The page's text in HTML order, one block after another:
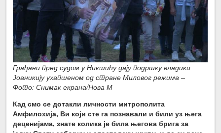
Грађани пред судом у Никшићу дају подршку владики
Јоаникију ухапшеном од стране Миловог режима –
Фото: Снимак екрана/Нова М
Кад смо се дотакли личности митрополита
Амфилохија, Ви који сте га познавали и били уз њега
деценијама, знате колика је била његова брига за